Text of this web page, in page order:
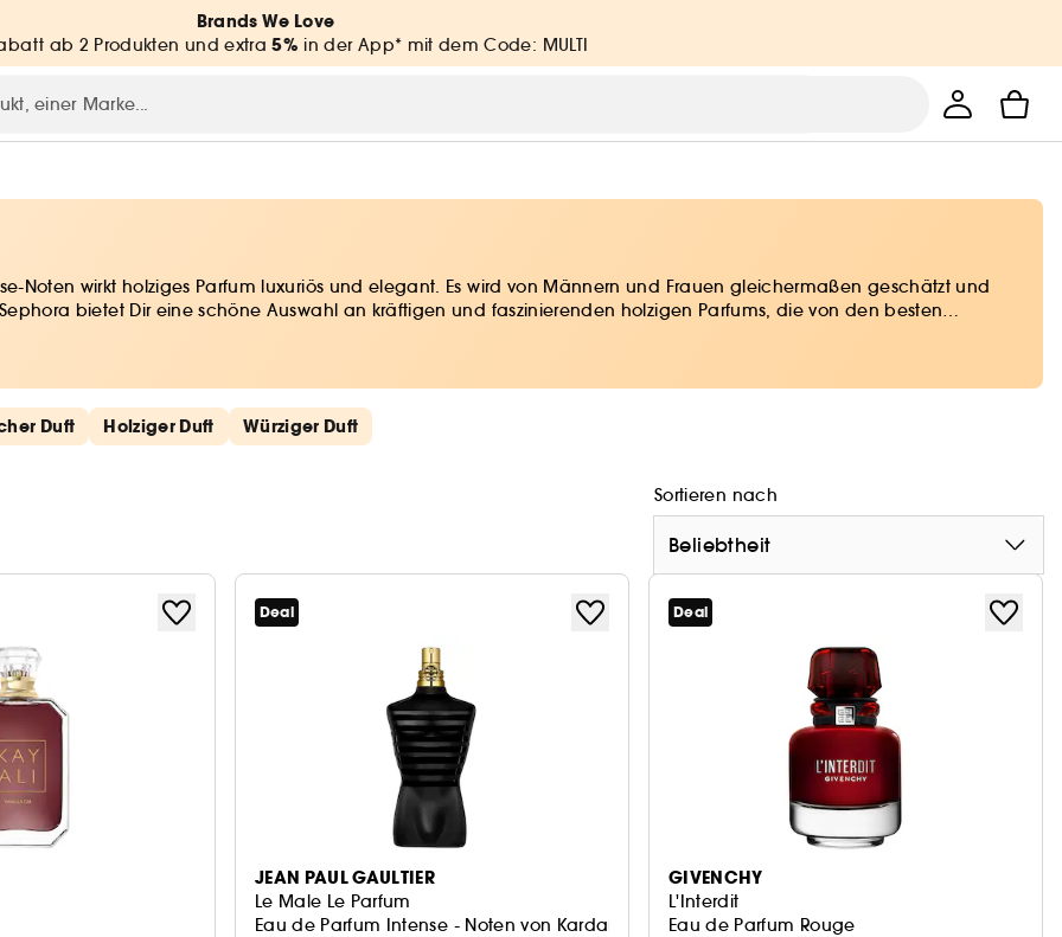
Brands We Love
ab 2 Produkten und extra5% in der App* mit dem Code: MULTI
Noten wirkt holziges Parfum luxuriös und elegant. Es wird von Männern und Frauen gleichermaßen geschätzt und
bietet Dir eine schöne Auswahl an kräftigen und faszinierenden holzigen Parfums, die von den besten
Duft Holziger Duft Würziger Duft
Sortieren nach
Beliebtheit
Deal
JEAN PAUL GAULTIER
Le Male Le Parfum
Eau de Parfum Intense - Noten von Kardamom, Lavendel & Iris
Deal
GIVENCHY
L'Interdit
Eau de Parfum Rouge